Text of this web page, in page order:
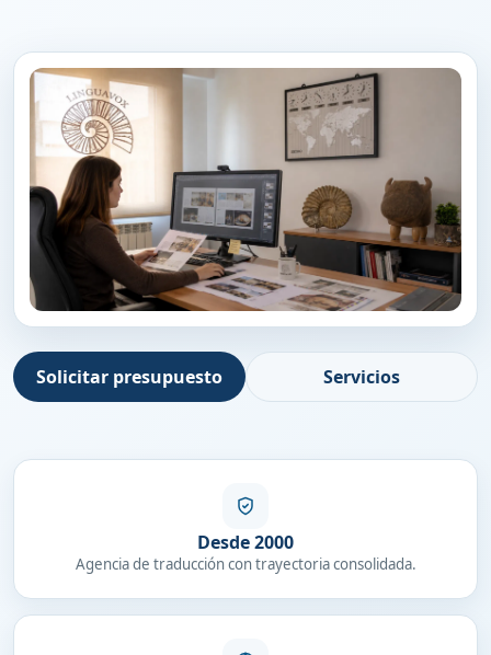
Solicitar presupuesto Servicios
Desde 2000
Agencia de traducción con trayectoria consolidada.